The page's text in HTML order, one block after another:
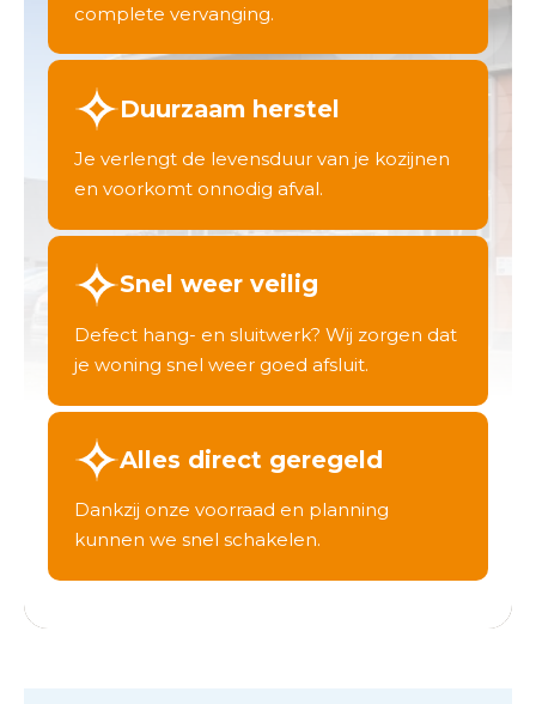
complete vervanging.
Duurzaam herstel
Je verlengt de levensduur van je kozijnen
en voorkomt onnodig afval.
Snel weer veilig
Defect hang- en sluitwerk? Wij zorgen dat
je woning snel weer goed afsluit.
Alles direct geregeld
Dankzij onze voorraad en planning
kunnen we snel schakelen.